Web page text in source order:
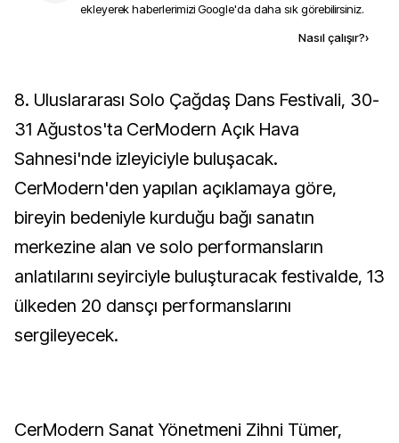
ekleyerek haberlerimizi Google'da daha sık görebilirsiniz.
Nasıl çalışır?›
8. Uluslararası Solo Çağdaş Dans Festivali, 30-
31 Ağustos'ta CerModern Açık Hava
Sahnesi'nde izleyiciyle buluşacak.
CerModern'den yapılan açıklamaya göre,
bireyin bedeniyle kurduğu bağı sanatın
merkezine alan ve solo performansların
anlatılarını seyirciyle buluşturacak festivalde, 13
ülkeden 20 dansçı performanslarını
sergileyecek.
CerModern Sanat Yönetmeni Zihni Tümer,